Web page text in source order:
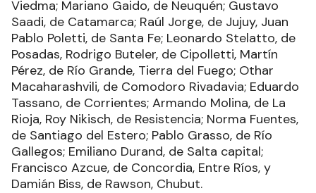
Viedma; Mariano Gaido, de Neuquén; Gustavo
Saadi, de Catamarca; Raúl Jorge, de Jujuy, Juan
Pablo Poletti, de Santa Fe; Leonardo Stelatto, de
Posadas, Rodrigo Buteler, de Cipolletti, Martín
Pérez, de Río Grande, Tierra del Fuego; Othar
Macaharashvili, de Comodoro Rivadavia; Eduardo
Tassano, de Corrientes; Armando Molina, de La
Rioja, Roy Nikisch, de Resistencia; Norma Fuentes,
de Santiago del Estero; Pablo Grasso, de Río
Gallegos; Emiliano Durand, de Salta capital;
Francisco Azcue, de Concordia, Entre Ríos, y
Damián Biss, de Rawson, Chubut.